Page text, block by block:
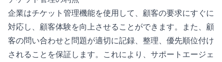
企業はチケット管理機能を使用して、顧客の要求にすぐに
対応し、顧客体験を向上させることができます。また、顧
客の問い合わせと問題が適切に記録、整理、優先順位付け
されることを保証します。これにより、サポートエージェ